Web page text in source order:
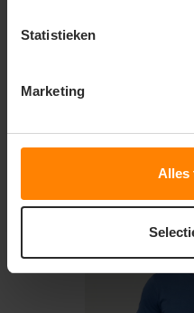
Statistieken
Marketing
Alles
• Comfortabele pasvorm
• Praktisch en veelzijdig
Onder voorbehoud
Gerelateerde